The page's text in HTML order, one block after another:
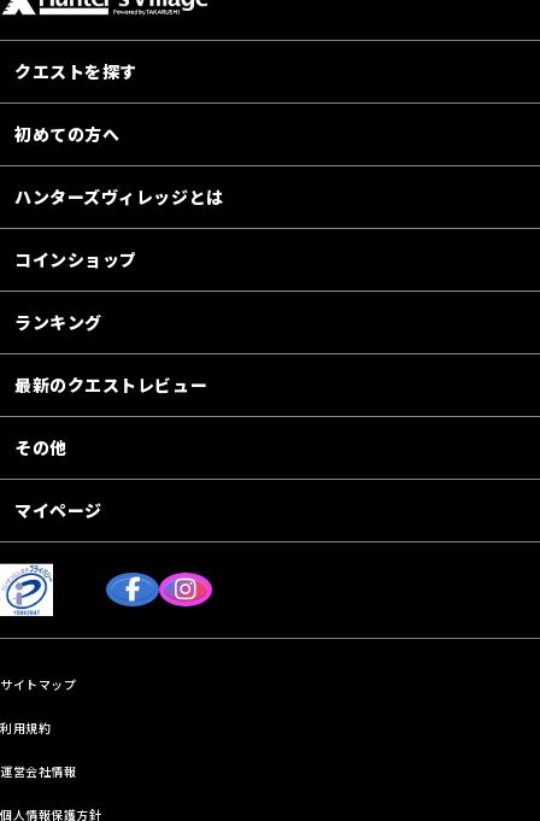
クエストを探す
初めての方へ
ハンターズヴィレッジとは
コインショップ
ランキング
最新のクエストレビュー
その他
マイページ
サイトマップ
利用規約
運営会社情報
個人情報保護方針